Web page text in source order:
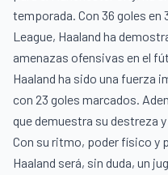
temporada. Con 36 goles en
League, Haaland ha
amenazas ofensivas en el
Haaland ha sido una fuerza
con 23 goles marcados.
que demuestra su destreza
Con su ritmo, poder físico y
Haaland será, sin duda, un